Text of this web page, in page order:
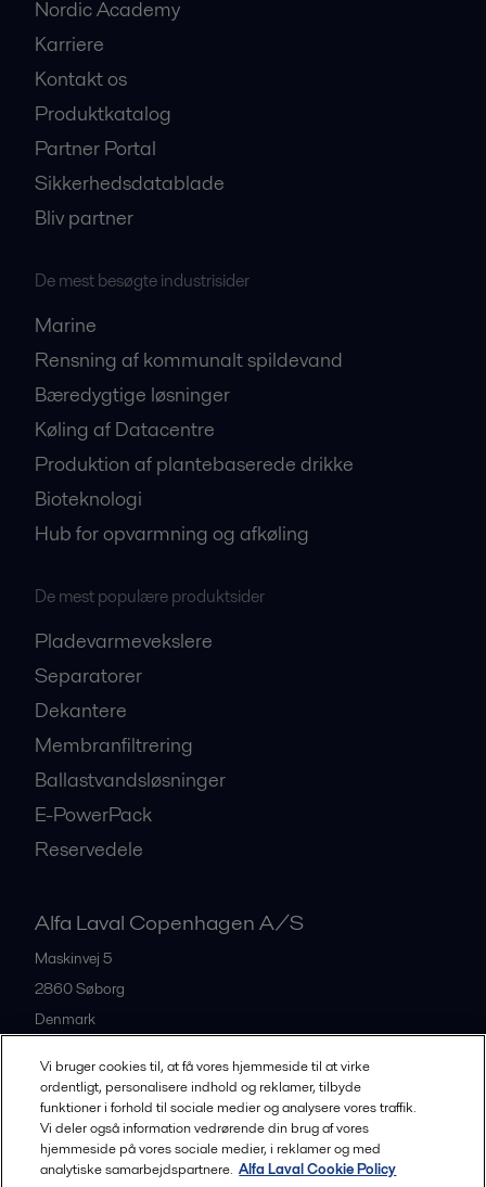
Nordic Academy
Karriere
Kontakt os
Produktkatalog
Partner Portal
Sikkerhedsdatablade
Bliv partner
De mest besøgte industrisider
Marine
Rensning af kommunalt spildevand
Bæredygtige løsninger
Køling af Datacentre
Produktion af plantebaserede drikke
Bioteknologi
Hub for opvarmning og afkøling
De mest populære produktsider
Pladevarmevekslere
Separatorer
Dekantere
Membranfiltrering
Ballastvandsløsninger
E-PowerPack
Reservedele
Alfa Laval Copenhagen A/S
Maskinvej 5
2860Søborg
Denmark
All offices and partners
Vi bruger cookies til, at få vores hjemmeside til at virke
ordentligt, personalisere indhold og reklamer, tilbyde
funktioner i forhold til sociale medier og analysere vores traffik.
Vi deler også information vedrørende din brug af vores
hjemmeside på vores sociale medier, i reklamer og med
analytiske samarbejdspartnere. Alfa Laval Cookie Policy